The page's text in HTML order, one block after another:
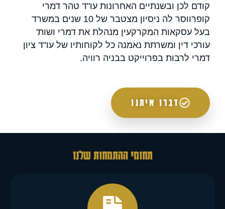
קודם לכן ובשנתיים האחרונות עו"ד טהר דמרי
קופרווסר לה ניסיון מצטבר של 10 שנים במשרד
בעל עסקאות המקרקעין מנהלת את דמרי ושות'
עורכי דין ומשרתת נאמנה כל לקוחותיו של עו"ד ציון
דמרי לרבות בפרוייקט בבניה רוויה.
דברו איתנו
תחומי ההתמחות שלנו